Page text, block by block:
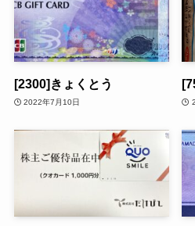
[2300]きょくとう
2022年7月10日